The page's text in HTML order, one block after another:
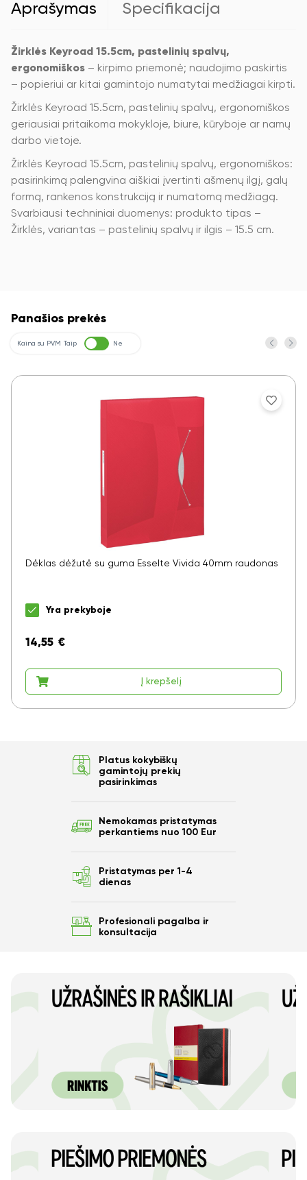
Aprašymas Specifikacija
Žirklės Keyroad 15.5cm, pastelinių spalvų,
ergonomiškos – kirpimo priemonė; naudojimo paskirtis
– popieriui ar kitai gamintojo numatytai medžiagai kirpti.
Žirklės Keyroad 15.5cm, pastelinių spalvų, ergonomiškos
geriausiai pritaikoma mokykloje, biure, kūryboje ar namų
darbo vietoje.
Žirklės Keyroad 15.5cm, pastelinių spalvų, ergonomiškos:
pasirinkimą palengvina aiškiai įvertinti ašmenų ilgį, galų
formą, rankenos konstrukciją ir numatomą medžiagą.
Svarbiausi techniniai duomenys: produkto tipas –
Žirklės, variantas – pastelinių spalvų ir ilgis – 15.5 cm.
Panašios prekės
Kaina su PVM Taip Ne
Dėklas dėžutė su guma Esselte Vivida 40mm raudonas
Yra prekyboje
14,55 €
Į krepšelį
Platus kokybiškų
gamintojų prekių
pasirinkimas
Nemokamas pristatymas
perkantiems nuo 100 Eur
Pristatymas per 1-4
dienas
Profesionali pagalba ir
konsultacija
Ar norite sutaupyti
10%
nuo savo užsakymo?
Taip